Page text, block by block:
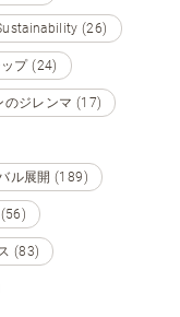
(26)
プ (24)
のジレンマ (17)
ル展開 (189)
(83)